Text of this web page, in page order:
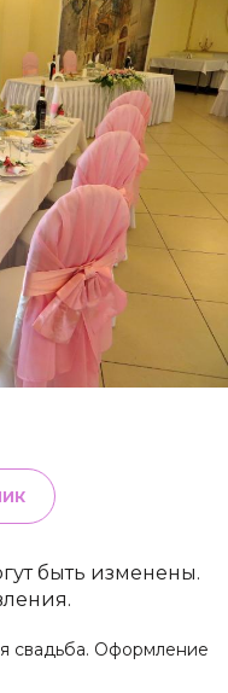
быть изменены.
свадьба. Оформление